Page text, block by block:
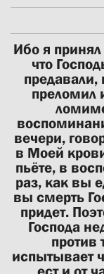
Ибо я принял
что
предавали,
преломил
вечери,
в Моей
пьёте, в
раз, как вы
вы смерть
придет.
Господа
против
испытывает